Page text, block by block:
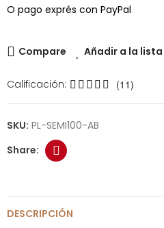
O pago exprés con PayPal
Compare Añadir a la
Calificación: (11)
SKU: PL-SEMI100-AB
DESCRIPCIÓN